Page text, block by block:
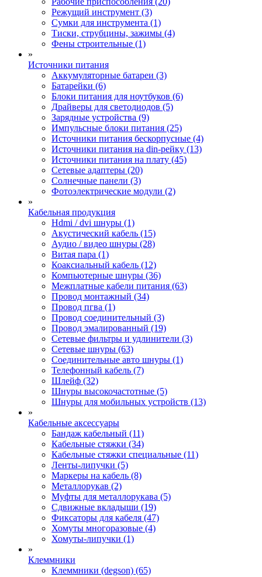
Режущий инструмент (3)
Сумки для инструмента (1)
Тиски, струбцины, зажимы (4)
Фены строительные (1)
»
Источники питания
Аккумуляторные батареи (3)
Батарейки (6)
Блоки питания для ноутбуков (6)
Драйверы для светодиодов (5)
Зарядные устройства (9)
Импульсные блоки питания (25)
Источники питания бескорпусные (4)
Источники питания на din-рейку (13)
Источники питания на плату (45)
Сетевые адаптеры (20)
Солнечные панели (3)
Фотоэлектрические модули (2)
»
Кабельная продукция
Hdmi / dvi шнуры (1)
Акустический кабель (15)
Аудио / видео шнуры (28)
Витая пара (1)
Коаксиальный кабель (12)
Компьютерные шнуры (36)
Межплатные кабели питания (63)
Провод монтажный (34)
Провод пгва (1)
Провод соединительный (3)
Провод эмалированный (19)
Сетевые фильтры и удлинители (3)
Сетевые шнуры (63)
Соединительные авто шнуры (1)
Телефонный кабель (7)
Шлейф (32)
Шнуры высокочастотные (5)
Шнуры для мобильных устройств (13)
»
Кабельные аксессуары
Бандаж кабельный (11)
Кабельные стяжки (34)
Кабельные стяжки специальные (11)
Ленты-липучки (5)
Маркеры на кабель (8)
Металлорукав (2)
Муфты для металлорукава (5)
Сдвижные вкладыши (19)
Фиксаторы для кабеля (47)
Хомуты многоразовые (4)
Хомуты-липучки (1)
»
Клеммники
Клеммники (degson) (65)